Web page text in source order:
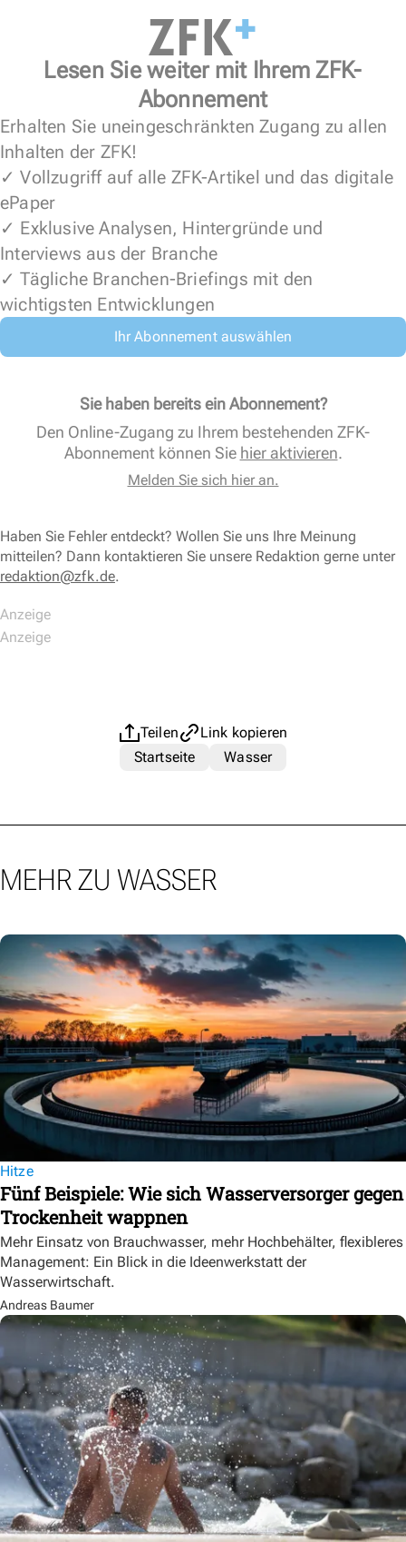
Lesen Sie weiter mit Ihrem ZFK-
Abonnement
Erhalten Sie uneingeschränkten Zugang zu allen
Inhalten der ZFK!
✓ Vollzugriff auf alle ZFK-Artikel und das digitale
ePaper
✓ Exklusive Analysen, Hintergründe und
Interviews aus der Branche
✓ Tägliche Branchen-Briefings mit den
wichtigsten Entwicklungen
Ihr Abonnement auswählen
Sie haben bereits ein Abonnement?
Den Online-Zugang zu Ihrem bestehenden ZFK-
Abonnement können Sie hier aktivieren.
Melden Sie sich hier an.
Haben Sie Fehler entdeckt? Wollen Sie uns Ihre Meinung
mitteilen? Dann kontaktieren Sie unsere Redaktion gerne unter
redaktion@zfk.de.
Teilen
Link kopieren
Startseite
Wasser
MEHR ZU WASSER
Hitze
Fünf Beispiele: Wie sich Wasserversorger gegen
Trockenheit wappnen
Mehr Einsatz von Brauchwasser, mehr Hochbehälter, flexibleres
Management: Ein Blick in die Ideenwerkstatt der
Wasserwirtschaft.
Andreas Baumer